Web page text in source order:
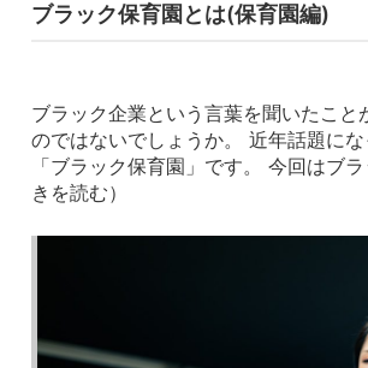
ブラック保育園とは(保育園編)
ブラック企業という言葉を聞いたこと
のではないでしょうか。 近年話題に
「ブラック保育園」です。 今回はブ
きを読む）